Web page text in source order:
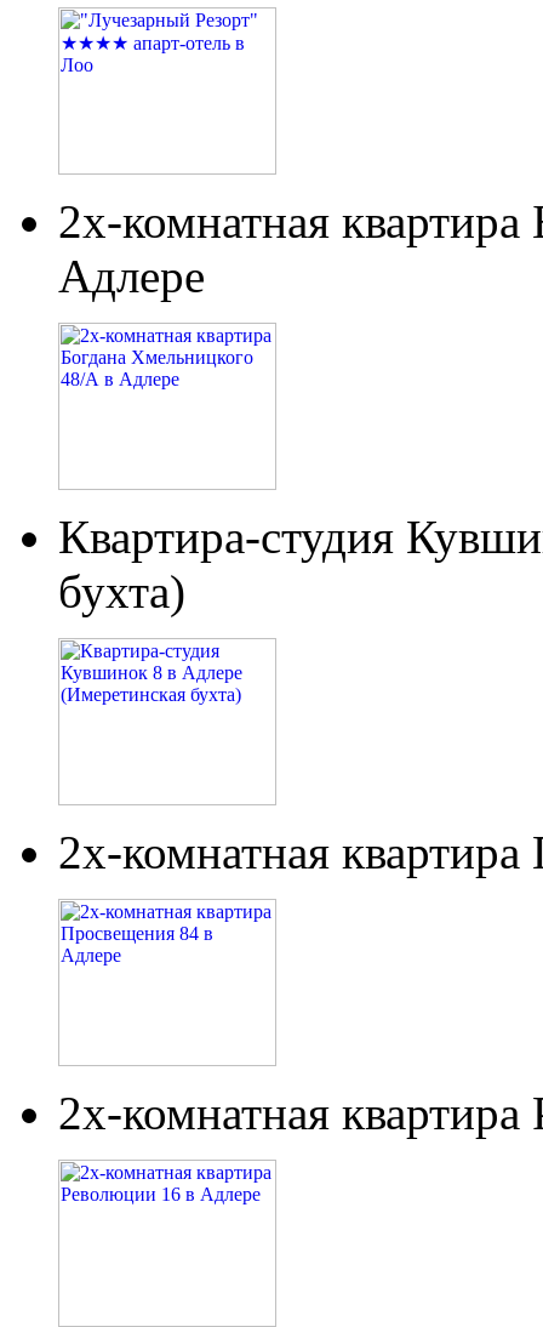
2х-комнатная
Адлере
Квартира-студия
бухта)
2х-комнатная
2х-комнатная